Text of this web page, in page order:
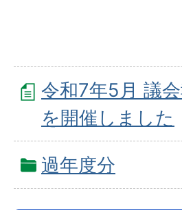
令和7年5月 議
を開催しました
過年度分